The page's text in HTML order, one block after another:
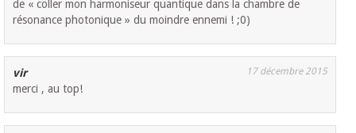
de « coller mon harmoniseur quantique dans la chambre de
résonance photonique » du moindre ennemi ! ;0)
vir 17 décembre 2015
merci , au top!